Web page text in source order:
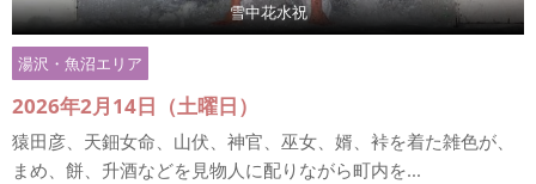
雪中花水祝
湯沢・魚沼エリア
2026年2月14日（土曜日）
猿田彦、天鈿女命、山伏、神官、巫女、婿、裃を着た雑色が、
まめ、餅、升酒などを見物人に配りながら町内を...